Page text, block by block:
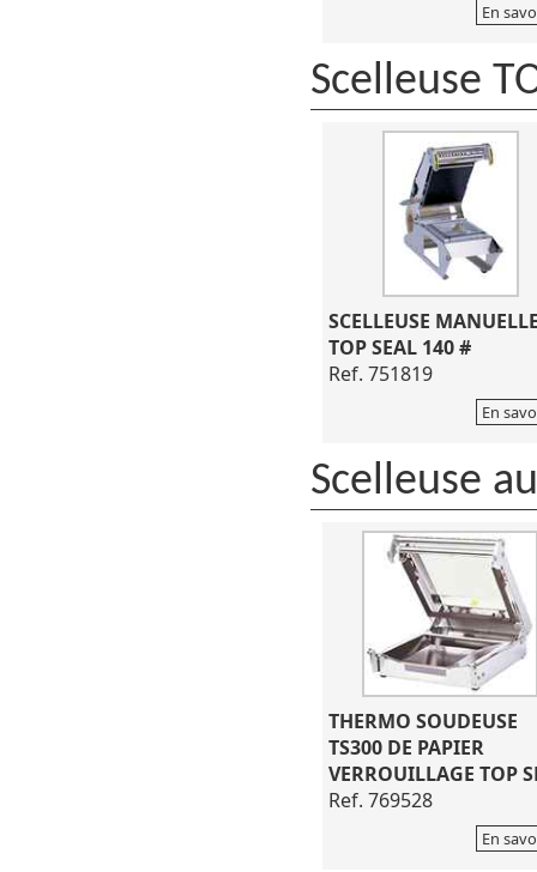
En
Scelleuse
SCELLEUSE
TOP SEAL 140 #
Ref. 751819
En
Scelleuse
THERMO SOUDEUSE
TS300 DE PAPIER
VERROUILLAGE TOP
Ref. 769528
En